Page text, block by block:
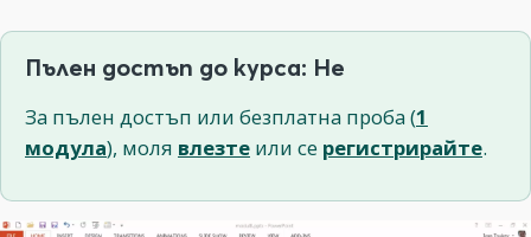
Пълен достъп до курса: Не
За пълен достъп или безплатна проба (1
модула), моля влезте или се регистрирайте.